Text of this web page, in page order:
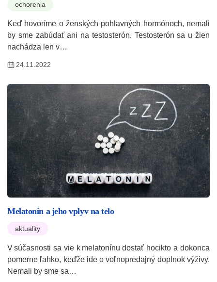
ochorenia
Keď hovoríme o ženských pohlavných hormónoch, nemali
by sme zabúdať ani na testosterón. Testosterón sa u žien
nachádza len v…
24.11.2022
Melatonín a jeho vplyv na telo
aktuality
V súčasnosti sa vie k melatonínu dostať hocikto a dokonca
pomerne ľahko, keďže ide o voľnopredajný doplnok výživy.
Nemali by sme sa…